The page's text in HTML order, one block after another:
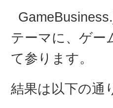
テーマに、ゲー
て参ります。
結果は以下の通